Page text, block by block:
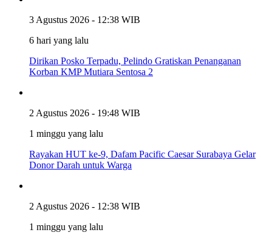
3 Agustus 2026 - 12:38 WIB
6 hari yang lalu
Dirikan Posko Terpadu, Pelindo Gratiskan Penanganan
Korban KMP Mutiara Sentosa 2
2 Agustus 2026 - 19:48 WIB
1 minggu yang lalu
Rayakan HUT ke-9, Dafam Pacific Caesar Surabaya Gelar
Donor Darah untuk Warga
2 Agustus 2026 - 12:38 WIB
1 minggu yang lalu